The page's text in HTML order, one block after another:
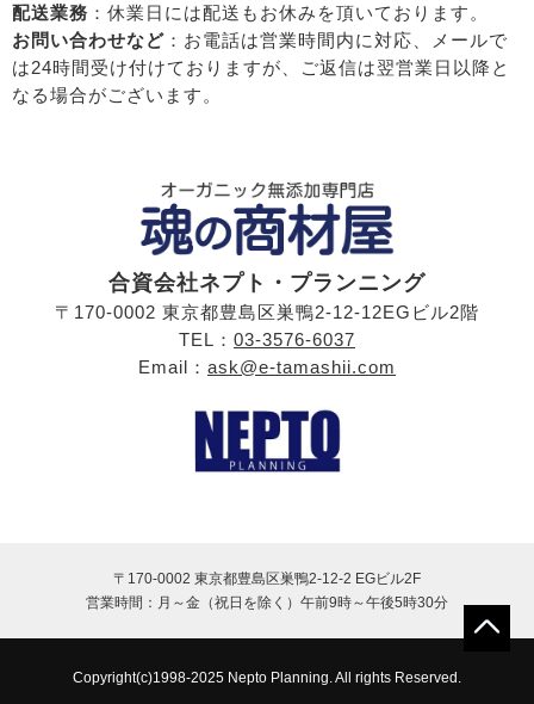
配送業務 ：休業日には配送もお休みを頂いております。
お問い合わせなど ：お電話は営業時間内に対応、メールで
は24時間受け付けておりますが、ご返信は翌営業日以降と
なる場合がございます。
合資会社ネプト・プランニング
〒170-0002 東京都豊島区巣鴨2-12-12EGビル2階
TEL： 03-3576-6037
Email： ask@e-tamashii.com
〒170-0002 東京都豊島区巣鴨2-12-2 EGビル2F
営業時間：月～金（祝日を除く） 午前9時～午後5時30分
Copyright(c)1998-2025 Nepto Planning. All rights Reserved.